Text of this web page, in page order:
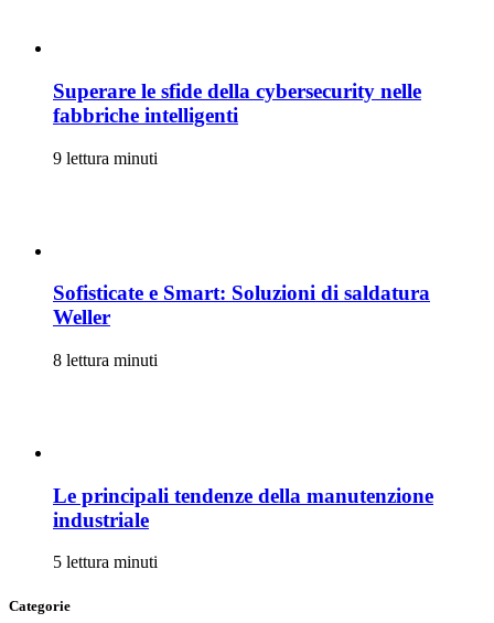
Superare le sfide della cybersecurity nelle
fabbriche intelligenti
9 lettura minuti
Sofisticate e Smart: Soluzioni di saldatura
Weller
8 lettura minuti
Le principali tendenze della manutenzione
industriale
5 lettura minuti
Categorie